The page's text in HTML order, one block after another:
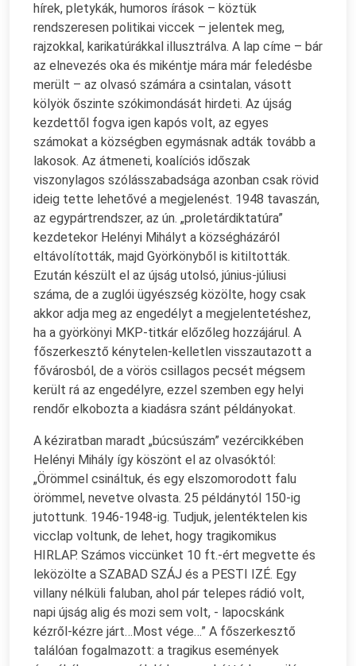
hírek, pletykák, humoros írások – köztük
rendszeresen politikai viccek – jelentek meg,
rajzokkal, karikatúrákkal illusztrálva. A lap címe – bár
az elnevezés oka és mikéntje mára már feledésbe
merült – az olvasó számára a csintalan, vásott
kölyök őszinte szókimondását hirdeti. Az újság
kezdettől fogva igen kapós volt, az egyes
számokat a községben egymásnak adták tovább a
lakosok. Az átmeneti, koalíciós időszak
viszonylagos szólásszabadsága azonban csak rövid
ideig tette lehetővé a megjelenést. 1948 tavaszán,
az egypártrendszer, az ún. „proletárdiktatúra”
kezdetekor Helényi Mihályt a községházáról
eltávolították, majd Györkönyből is kitiltották.
Ezután készült el az újság utolsó, június-júliusi
száma, de a zuglói ügyészség közölte, hogy csak
akkor adja meg az engedélyt a megjelentetéshez,
ha a györkönyi MKP-titkár előzőleg hozzájárul. A
főszerkesztő kénytelen-kelletlen visszautazott a
fővárosból, de a vörös csillagos pecsét mégsem
került rá az engedélyre, ezzel szemben egy helyi
rendőr elkobozta a kiadásra szánt példányokat.
A kéziratban maradt „búcsúszám” vezércikkében
Helényi Mihály így köszönt el az olvasóktól:
„Örömmel csináltuk, és egy elszomorodott falu
örömmel, nevetve olvasta. 25 példánytól 150-ig
jutottunk. 1946-1948-ig. Tudjuk, jelentéktelen kis
vicclap voltunk, de lehet, hogy tragikomikus
HIRLAP. Számos viccünket 10 ft.-ért megvette és
leközölte a SZABAD SZÁJ és a PESTI IZÉ. Egy
villany nélküli faluban, ahol pár telepes rádió volt,
napi újság alig és mozi sem volt, - lapocskánk
kézről-kézre járt…Most vége…” A főszerkesztő
találóan fogalmazott: a tragikus események